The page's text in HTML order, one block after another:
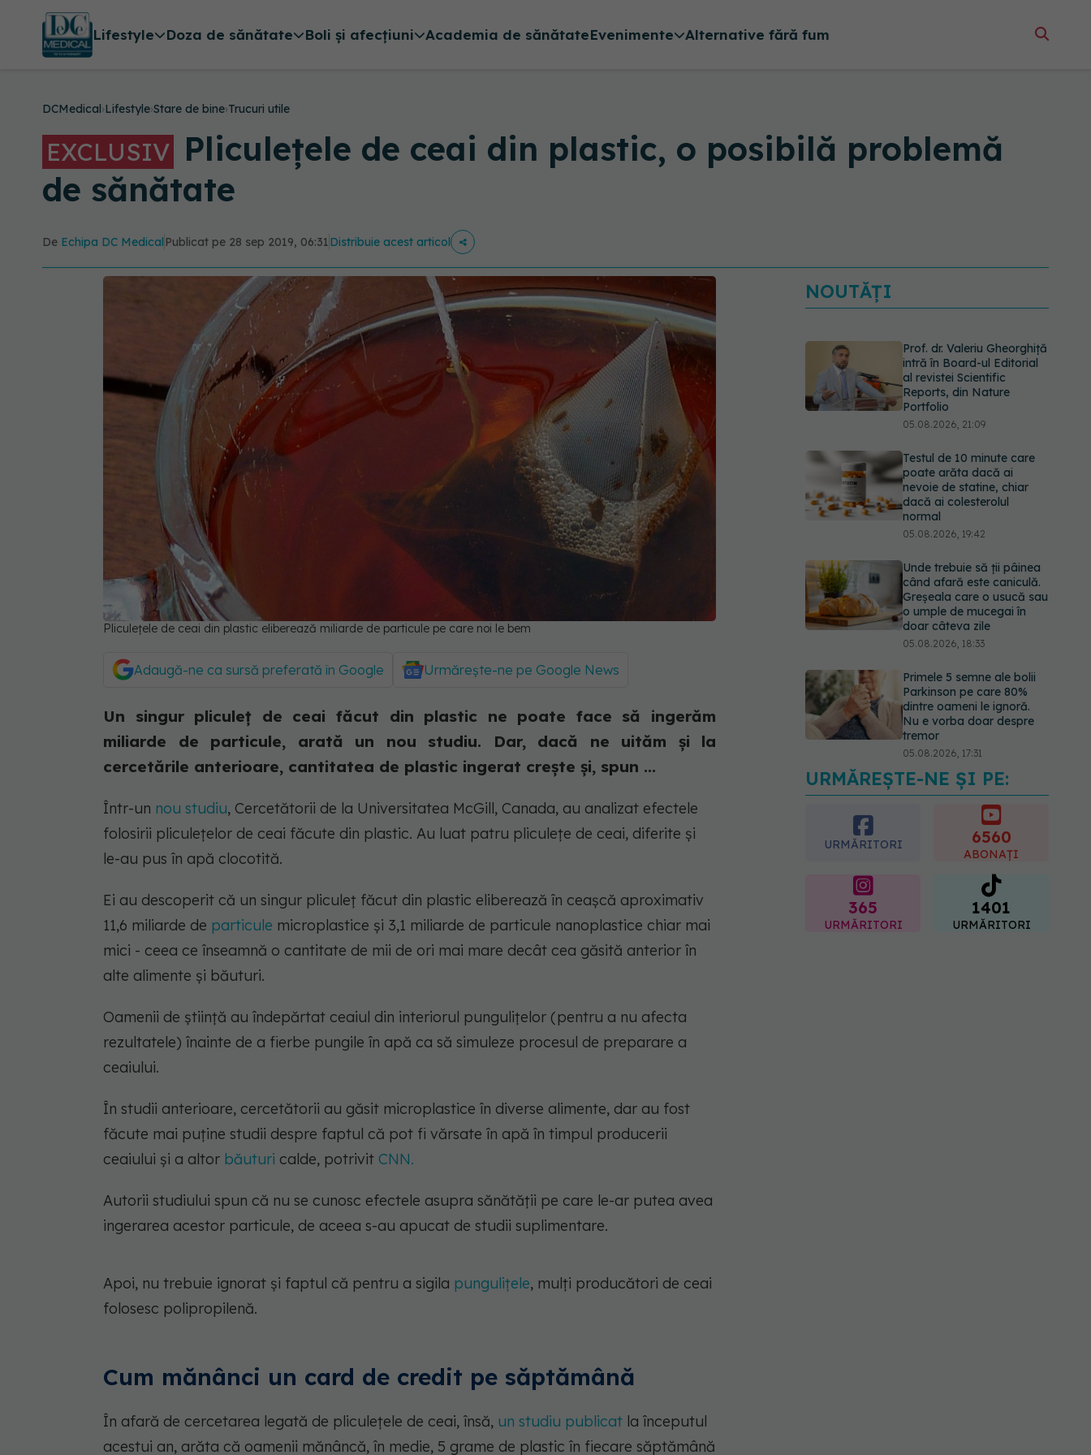
Lifestyle Doza de sănătate Boli și afecțiuni Academia de sănătateEvenimente Alternative fără fum
DCMedical›Lifestyle›Stare de bine›Trucuri utile
EXCLUSIV Pliculețele de ceai din plastic, o posibilă problemă
de sănătate
De Echipa DC Medical Publicat pe 28 sep 2019, 06:31Distribuie acest articol
Pliculețele de ceai din plastic eliberează miliarde de particule pe care noi le bem
Adaugă-ne ca sursă preferată în Google Urmărește-ne pe Google News
Un singur pliculeț de ceai făcut din plastic ne poate face să ingerăm
miliarde de particule, arată un nou studiu. Dar, dacă ne uităm și la
cercetările anterioare, cantitatea de plastic ingerat crește și, spun ...
Într-un nou studiu, Cercetătorii de la Universitatea McGill, Canada, au analizat efectele
folosirii pliculețelor de ceai făcute din plastic. Au luat patru pliculețe de ceai, diferite și
le-au pus în apă clocotită.
Ei au descoperit că un singur pliculeț făcut din plastic eliberează în ceașcă aproximativ
11,6 miliarde de particule microplastice și 3,1 miliarde de particule nanoplastice chiar mai
mici - ceea ce înseamnă o cantitate de mii de ori mai mare decât cea găsită anterior în
alte alimente și băuturi.
Oamenii de știință au îndepărtat ceaiul din interiorul pungulițelor (pentru a nu afecta
rezultatele) înainte de a fierbe pungile în apă ca să simuleze procesul de preparare a
ceaiului.
În studii anterioare, cercetătorii au găsit microplastice în diverse alimente, dar au fost
făcute mai puține studii despre faptul că pot fi vărsate în apă în timpul producerii
ceaiului și a altor băuturi calde, potrivit CNN.
Autorii studiului spun că nu se cunosc efectele asupra sănătății pe care le-ar putea avea
ingerarea acestor particule, de aceea s-au apucat de studii suplimentare.
Apoi, nu trebuie ignorat și faptul că pentru a sigila pungulițele, mulți producători de ceai
folosesc polipropilenă.
Cum mănânci un card de credit pe săptămână
În afară de cercetarea legată de pliculețele de ceai, însă, un studiu publicat la începutul
acestui an, arăta că oamenii mănâncă, în medie, 5 grame de plastic în fiecare săptămână
NOUTĂȚI
Prof. dr. Valeriu Gheorghiță
intră în Board-ul Editorial
al revistei Scientific
Reports, din Nature
Portfolio
05.08.2026, 21:09
Testul de 10 minute care
poate arăta dacă ai
nevoie de statine, chiar
dacă ai colesterolul
normal
05.08.2026, 19:42
Unde trebuie să ții pâinea
când afară este caniculă.
Greșeala care o usucă sau
o umple de mucegai în
doar câteva zile
05.08.2026, 18:33
Primele 5 semne ale bolii
Parkinson pe care 80%
dintre oameni le ignoră.
Nu e vorba doar despre
tremor
05.08.2026, 17:31
Gabriela Cristea, manifest
pentru respect și
acceptare: Corpul
fiecăruia spune o poveste
05.08.2026, 21:23
URMĂREȘTE-NE ȘI PE:
URMĂRITORI 6560
ABONAȚI
365
URMĂRITORI
1401
URMĂRITORI